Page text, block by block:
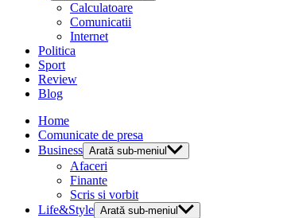
Calculatoare
Comunicatii
Internet
Politica
Sport
Review
Blog
Home
Comunicate de presa
Business Arată sub-meniul
Afaceri
Finante
Scris si vorbit
Life&Style Arată sub-meniul